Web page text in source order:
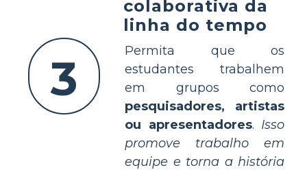
3
colaborativa da
linha do tempo
Permita que os
estudantes trabalhem
em grupos como
pesquisadores, artistas
ou apresentadores. Isso
promove trabalho em
equipe e torna a história